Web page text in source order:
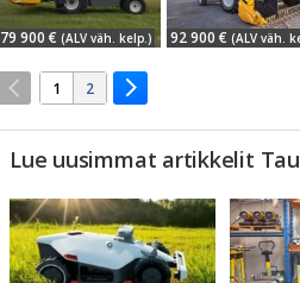
79 900 € (ALV väh. kelp.) 92 900 € (ALV väh.
1 2
Lue uusimmat artikkelit